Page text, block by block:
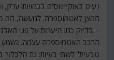
נעים באוקיינוסים בכמויות-
חמצן לאטמוספרה. למעשה, הם
– בדיוק כמו היערות על פני
הרכב האטמוספרה עצמה. נשמע
טבעית" לשתי בעיות: גם הלכלוך